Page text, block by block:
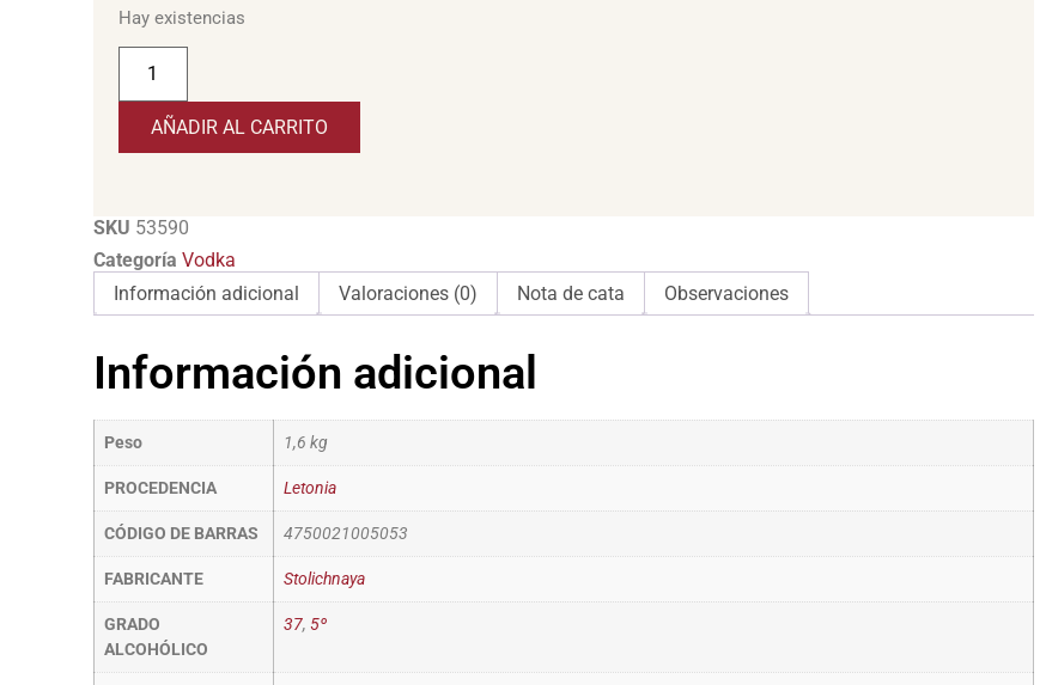
Hay existencias
AÑADIR AL CARRITO
SKU 53590
Categoría Vodka
Información adicional
Valoraciones (0) Nota de cata Observaciones
Información adicional
Peso 1,6 kg
PROCEDENCIA Letonia
CÓDIGO DE BARRAS 4750021005053
FABRICANTE Stolichnaya
GRADO
ALCOHÓLICO
37, 5º